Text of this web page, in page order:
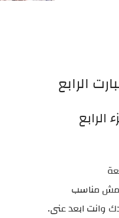
الرابع
الرابع
مناسب
وانت ابعد عنى.